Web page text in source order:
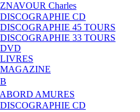
Charles
DISCOGRAPHIE CD
DISCOGRAPHIE 45 TOURS
DISCOGRAPHIE 33 TOURS
DVD
LIVRES
MAGAZINE
AMURES
DISCOGRAPHIE CD